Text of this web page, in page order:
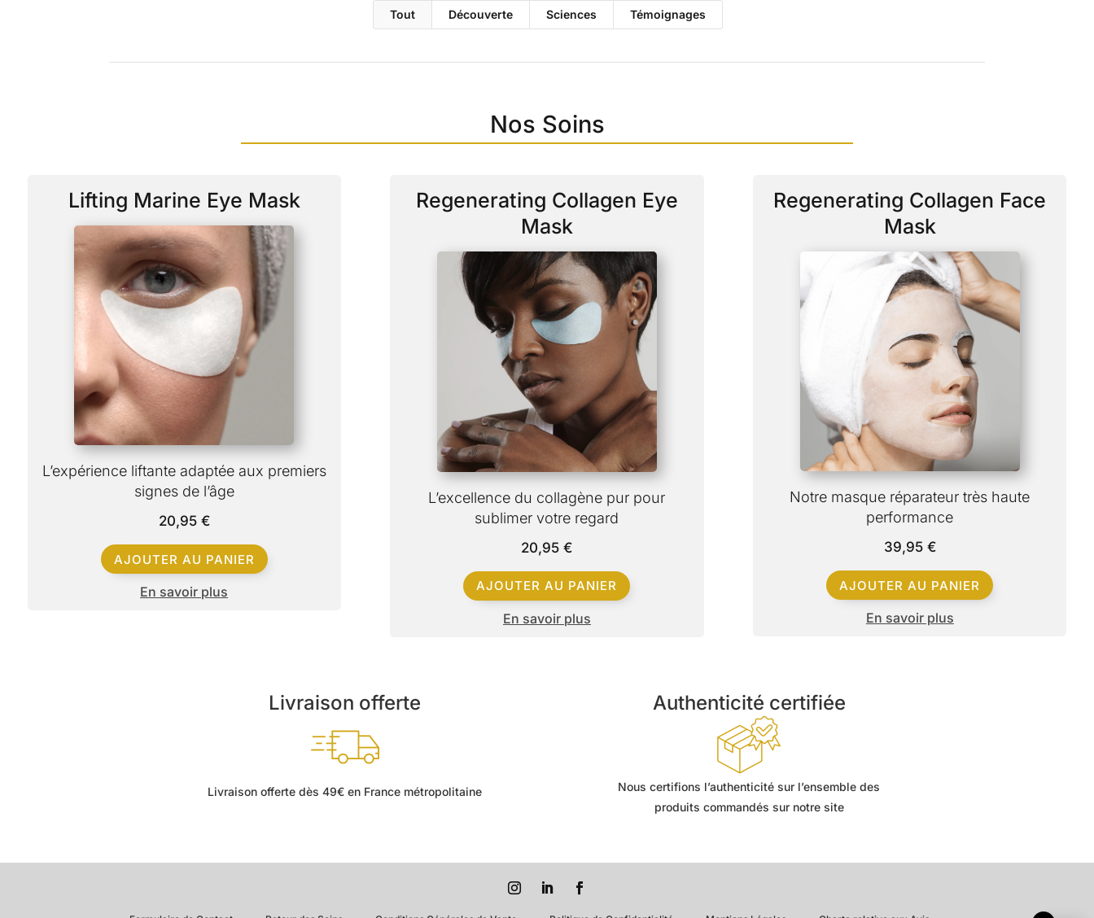
Tout Découverte Sciences Témoignages
Nos Soins
Lifting Marine Eye Mask
L’expérience liftante adaptée aux premiers
signes de l’âge
20,95 €
AJOUTER AU PANIER
En savoir plus
Regenerating Collagen Eye
Mask
L’excellence du collagène pur pour
sublimer votre regard
20,95€
AJOUTER AU PANIER
En savoir plus
Regenerating Collagen Face
Mask
Notre masque réparateur très haute
performance
39,95 €
AJOUTER AU PANIER
En savoir plus
Livraison offerte
Livraison offerte dès 49€ en France métropolitaine
Authenticité certifiée
Nous certifions l’authenticité sur l’ensemble des
produits commandés sur notre site